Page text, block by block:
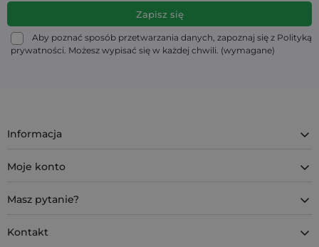
Aby poznać sposób przetwarzania danych, zapoznaj się z Polityką
prywatności. Możesz wypisać się w każdej chwili. (wymagane)
Informacja
Moje konto
Masz pytanie?
Kontakt